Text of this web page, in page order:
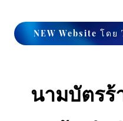
NEW Website โด
นามบัตร